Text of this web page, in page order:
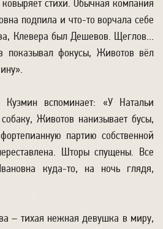
стихи. Обычная компания
подпила и что-то ворчала себе
Клевера был Дешевов. Щеглов...
показывал фокусы, Животов вёл
Кузмин вспоминает: «У Натальи
Животов нанизывает бусы,
партию собственной
Шторы спущены. Все
куда-то, на ночь глядя,
– тихая нежная девушка в миру,